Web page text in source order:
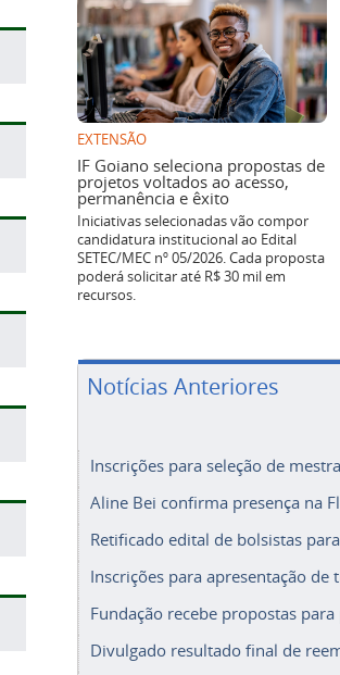
EXTENSÃO
IF Goiano seleciona propostas de
projetos voltados ao acesso,
permanência e êxito
Iniciativas selecionadas vão compor
candidatura institucional ao Edital
SETEC/MEC nº 05/2026. Cada proposta
poderá solicitar até R$ 30 mil em
recursos.
Notícias Anteriores
Inscrições para seleção de
Aline Bei confirma presença na
Retificado edital de bolsistas
Inscrições para apresentação
Fundação recebe propostas
Divulgado resultado final de